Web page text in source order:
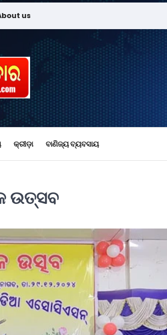
us
କ୍ରୀଡ଼ା ବାଣିଜ୍ୟ ବ୍ୟବସାୟ
ଉତ୍ସବ